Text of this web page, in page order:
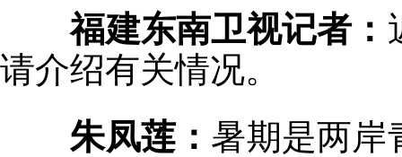
福建东南卫视记者：
请介绍有关情况。
朱凤莲： 暑期是两岸